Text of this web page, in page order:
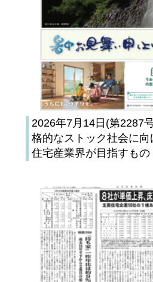
2026年7月14日(第2287
格的なストック社会に
住宅産業界が目指すもの